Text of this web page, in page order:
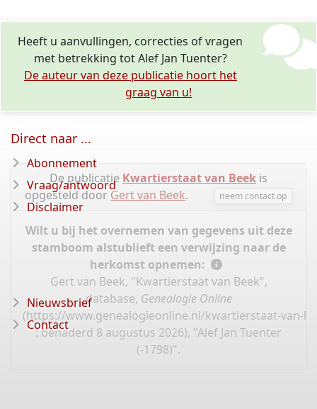
Heeft u aanvullingen, correcties of vragen
met betrekking tot Alef Jan Tuenter?
De auteur van deze publicatie hoort het
graag van u!
De publicatie Kwartierstaat van Beek is
opgesteld door Gert van Beek. neem contact op
Wilt u bij het overnemen van gegevens uit deze
stamboom alstublieft een verwijzing naar de
herkomst opnemen:
Gert van Beek, "Kwartierstaat van Beek",
database, Genealogie Online
(https://www.genealogieonline.nl/kwartierstaat-van-
: benaderd 8 augustus 2026), "Alef Jan Tuenter
(-1798)".
Direct naar ...
Abonnement
Vraag/antwoord
Disclaimer
Nieuwsbrief
Contact